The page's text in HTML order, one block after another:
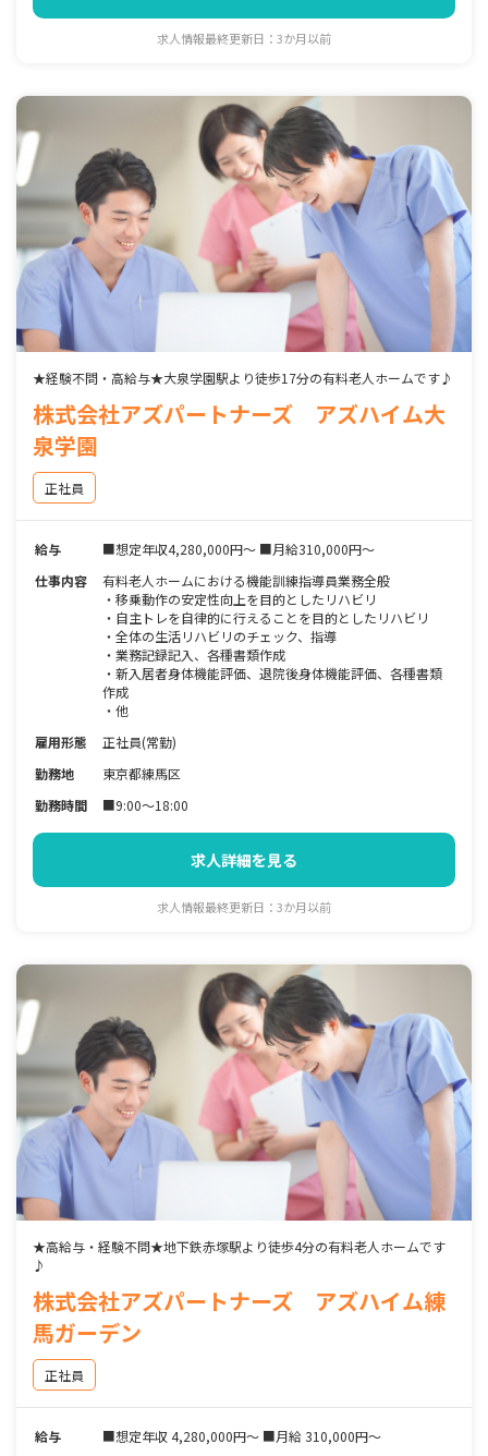
求人情報最終更新日：3か月以前
★経験不問・高給与★大泉学園駅より徒歩17分の有料老人ホームです♪
株式会社アズパートナーズ アズハイム大
泉学園
正社員
給与
■想定年収4,280,000円～ ■月給310,000円～
仕事内容
有料老人ホームにおける機能訓練指導員業務全般
・移乗動作の安定性向上を目的としたリハビリ
・自主トレを自律的に行えることを目的としたリハビリ
・全体の生活リハビリのチェック、指導
・業務記録記入、各種書類作成
・新入居者身体機能評価、退院後身体機能評価、各種書類
作成
・他
雇用形態
正社員(常勤)
勤務地
東京都練馬区
勤務時間
■9:00～18:00
求人詳細を見る
求人情報最終更新日：3か月以前
★高給与・経験不問★地下鉄赤塚駅より徒歩4分の有料老人ホームです
♪
株式会社アズパートナーズ アズハイム練
馬ガーデン
正社員
給与
■想定年収 4,280,000円～ ■月給 310,000円～